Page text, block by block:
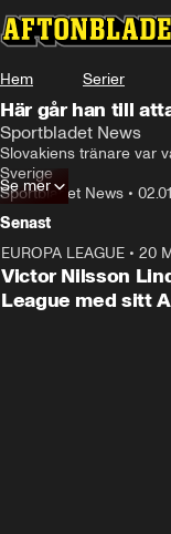
Hem Serier
Här går han till
Sportbladet News
Slovakiens tränare var
Sverige
Sportbladet News •
Se mer
Senast
EUROPA LEAGUE • 20
Victor Nilsson
League med sitt